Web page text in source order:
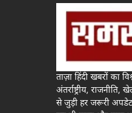
ताज़ा हिंदी खबरों का
अंतर्राष्ट्रीय,
से जुड़ी हर जरूरी